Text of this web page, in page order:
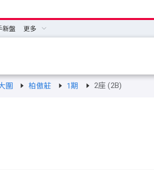
新盤 更多
圍 柏傲莊 1期 2座 (2B)